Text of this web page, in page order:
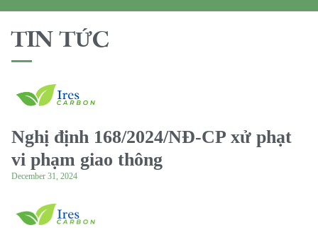
TIN TỨC
Nghị định 168/2024/NĐ-CP xử phạt
vi phạm giao thông
December 31, 2024